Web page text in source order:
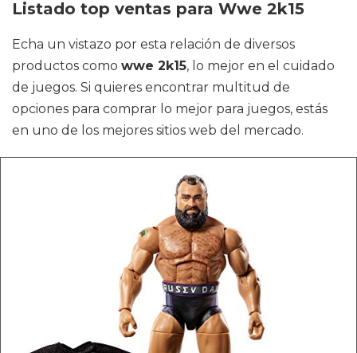
Listado top ventas para Wwe 2k15
Echa un vistazo por esta relación de diversos
productos como wwe 2k15, lo mejor en el cuidado
de juegos. Si quieres encontrar multitud de
opciones para comprar lo mejor para juegos, estás
en uno de los mejores sitios web del mercado.